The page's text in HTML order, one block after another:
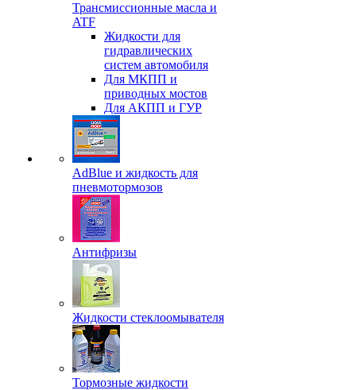
Трансмиссионные масла и
ATF
Жидкости для
гидравлических
систем автомобиля
Для МКПП и
приводных мостов
Для АКПП и ГУР
AdBlue и жидкость для
пневмотормозов
Антифризы
Жидкости стеклоомывателя
Тормозные жидкости